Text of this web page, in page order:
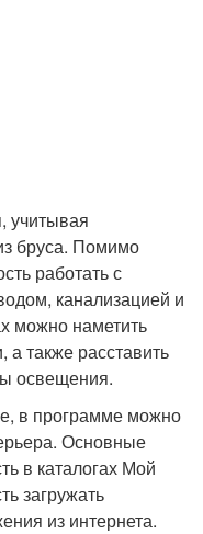
учитывая
бруса. Помимо
работать с
канализацией и
можно наметить
а также расставить
освещения.
в программе можно
Основные
в каталогах Мой
загружать
из интернета.